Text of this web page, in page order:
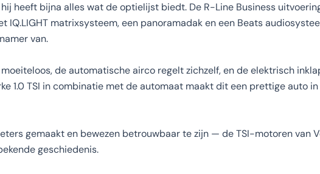
heeft bijna alles wat de optielijst biedt. De R-Line Business
matrixsysteem, een panoramadak en een Beats
van.
de automatische airco regelt zichzelf, en de elektrisch
1.0 TSI in combinatie met de automaat maakt dit een prettige auto
gemaakt en bewezen betrouwbaar te zijn — de TSI-motoren van
geschiedenis.